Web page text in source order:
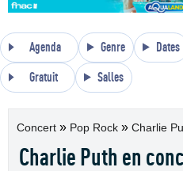
Agenda Genre Dates
Gratuit Salles
Concert » Pop Rock » Charlie
Charlie Puth en